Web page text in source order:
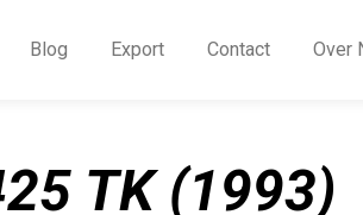
Blog Export Contact Over
TK (1993)